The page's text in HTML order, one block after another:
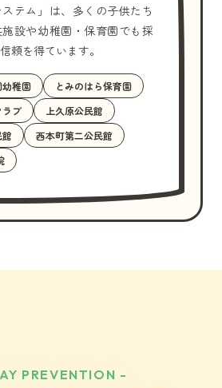
テム」は、多くの子供たち
設や幼稚園・保育園でも採
頼を得ています。
幼稚園
とみのはら保育園
ラブ
上久原公民館
西本町第二公民館
PREVENTION -